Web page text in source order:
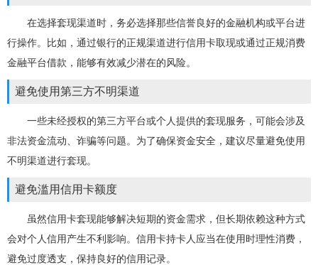
在选择套现渠道时，务必选择那些信誉良好的金融机构或平台进
行操作。比如，通过银行的正规渠道进行信用卡取现或通过正规消费
金融平台借款，能够有效减少潜在的风险。
避免使用第三方不明渠道
一些未经授权的第三方平台或个人提供的套现服务，可能会涉及
非法资金流动、诈骗等问题。为了确保资金安全，建议尽量避免使用
不明渠道进行套现。
避免滥用信用卡额度
虽然信用卡套现能够解决短期的资金需求，但长期依赖这种方式
会对个人信用产生不利影响。信用卡持卡人应当在使用时理性消费，
避免过度透支，保持良好的信用记录。